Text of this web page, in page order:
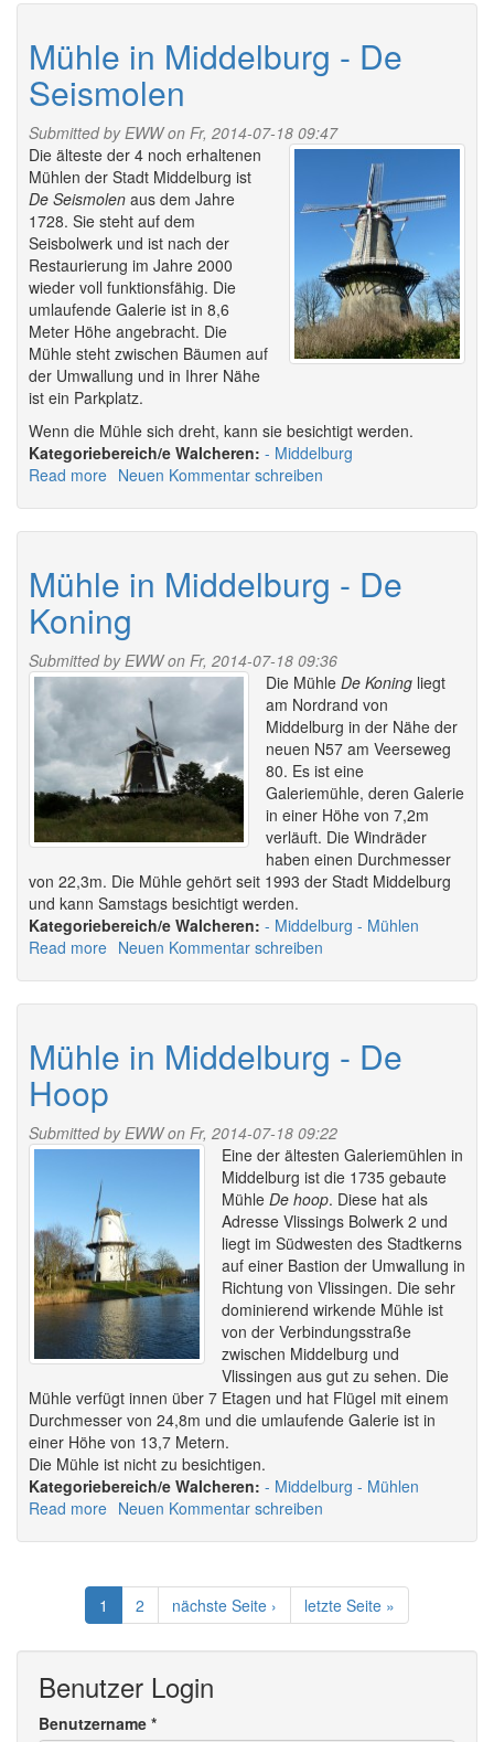
Ons
Genoegen
Mühle in Middelburg - De
Seismolen
Submitted byEWWon Fr, 2014-07-18 09:47
Die älteste der 4 noch erhaltenen
Mühlen der Stadt Middelburg ist
De Seismolen aus dem Jahre
1728. Sie steht auf dem
Seisbolwerk und ist nach der
Restaurierung im Jahre 2000
wieder voll funktionsfähig. Die
umlaufende Galerie ist in 8,6
Meter Höhe angebracht. Die
Mühle steht zwischen Bäumen auf
der Umwallung und in Ihrer Nähe
ist ein Parkplatz.
Wenn die Mühle sich dreht, kann sie besichtigt werden.
Walcheren:
Middelburg
Read more about
De
Neuen Kommentar schreiben
Mühle in Middelburg - De
Koning
Submitted byEWWon Fr, 2014-07-18 09:36
Die Mühle De Koning liegt
am Nordrand von
Middelburg in der Nähe der
neuen N57 am Veerseweg
80. Es ist eine
Galeriemühle, deren Galerie
in einer Höhe von 7,2m
verläuft. Die Windräder
haben einen Durchmesser
von 22,3m. Die Mühle gehört seit 1993 der Stadt Middelburg
und kann Samstags besichtigt werden.
Walcheren:
Middelburg
Mühlen
Read more about
De
Neuen Kommentar schreiben
Mühle in Middelburg - De
Hoop
Submitted byEWWon Fr, 2014-07-18 09:22
Eine der ältesten Galeriemühlen in
Middelburg ist die 1735 gebaute
Mühle De hoop. Diese hat als
Adresse Vlissings Bolwerk 2 und
liegt im Südwesten des Stadtkerns
auf einer Bastion der Umwallung in
Richtung von Vlissingen. Die sehr
dominierend wirkende Mühle ist
von der Verbindungsstraße
zwischen Middelburg und
Vlissingen aus gut zu sehen. Die
Mühle verfügt innen über 7 Etagen und hat Flügel mit einem
Durchmesser von 24,8m und die umlaufende Galerie ist in
einer Höhe von 13,7 Metern.
Die Mühle ist nicht zu besichtigen.
Walcheren:
Middelburg
Mühlen
Read more about
De
Neuen Kommentar schreiben
1 2 nächste Seite › letzte Seite »
Benutzer Login
Benutzername *